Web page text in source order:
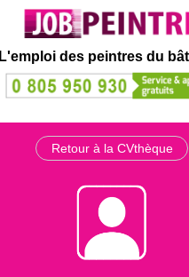
L'emploi des peintres du
Retour à la CVthèque